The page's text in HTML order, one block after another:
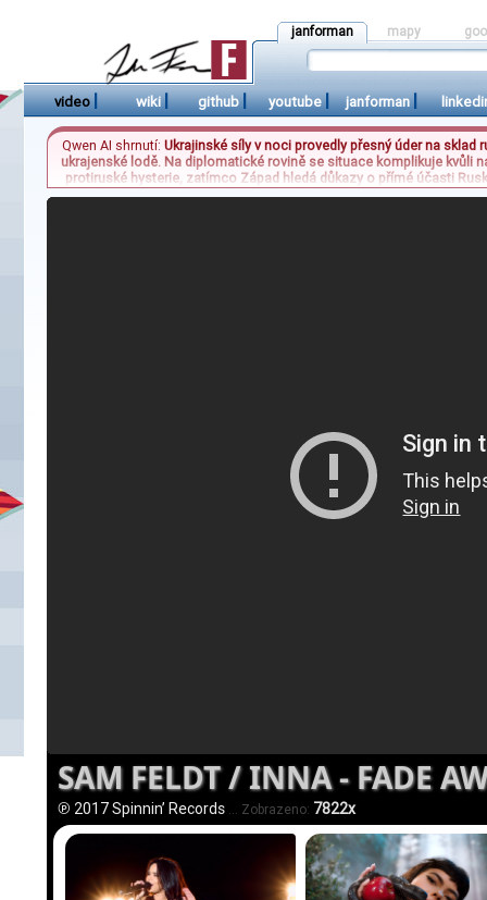
janforman mapy
video | wiki | github | youtube | janforman |
Qwen AI shrnutí:Ukrajinské síly v noci provedly přesný úder na
ukrajenské lodě. Na diplomatické rovině se situace komplikuje kvůli
protiruské hysterie, zatímco Západ hledá důkazy o přímé účasti
cílem je zajistit společný systém přijímání uprchlíků z Afriky do
SAM FELDT / INNA - FADE
℗ 2017 Spinnin’ Records ... Zobrazeno: 7822x